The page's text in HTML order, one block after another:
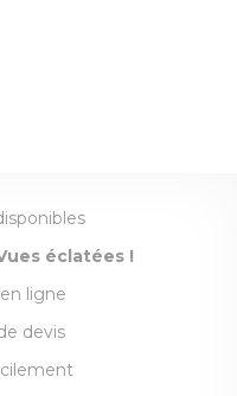
éclatées !
ligne
devis